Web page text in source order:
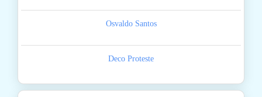
Osvaldo Santos
Deco Proteste